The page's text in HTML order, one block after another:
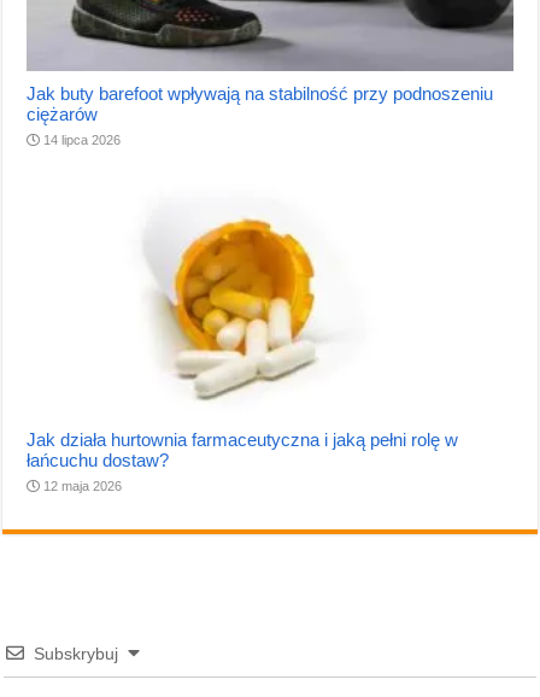
Jak buty barefoot wpływają na stabilność przy podnoszeniu
ciężarów
14 lipca 2026
Jak działa hurtownia farmaceutyczna i jaką pełni rolę w
łańcuchu dostaw?
12 maja 2026
Subskrybuj